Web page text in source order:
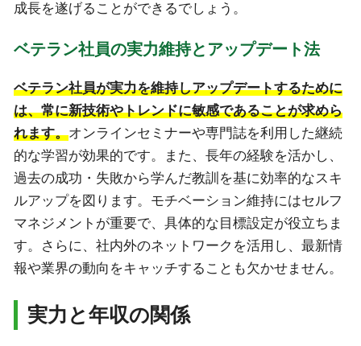
成長を遂げることができるでしょう。
ベテラン社員の実力維持とアップデート法
ベテラン社員が実力を維持しアップデートするために
は、常に新技術やトレンドに敏感であることが求めら
れます。オンラインセミナーや専門誌を利用した継続
的な学習が効果的です。また、長年の経験を活かし、
過去の成功・失敗から学んだ教訓を基に効率的なスキ
ルアップを図ります。モチベーション維持にはセルフ
マネジメントが重要で、具体的な目標設定が役立ちま
す。さらに、社内外のネットワークを活用し、最新情
報や業界の動向をキャッチすることも欠かせません。
実力と年収の関係